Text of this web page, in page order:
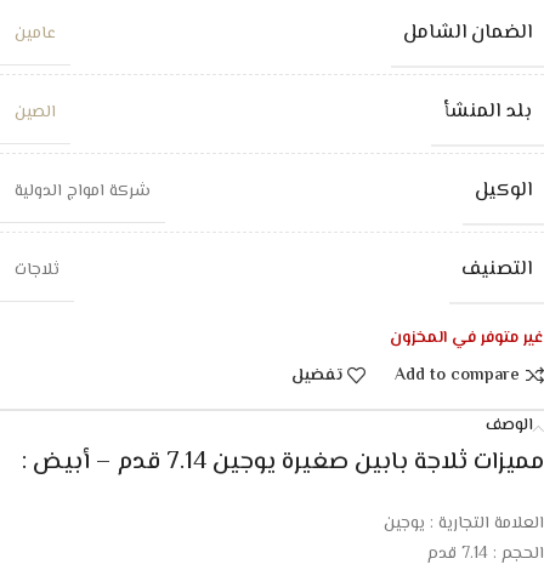
الضمان الشامل عامين
بلد المنشأ الصين
الوكيل شركة امواج الدولية
التصنيف ثلاجات
غير متوفر في المخزون
Add to compare
تفضيل
الوصف
مميزات ثلاجة بابين صغيرة يوجين 7.14 قدم – أبيض :
العلامة التجارية : يوجين
الحجم : 7.14 قدم